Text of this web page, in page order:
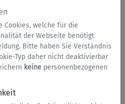
Cookies, welche für die
der Webseite benötigt
Bitte haben Sie Verständnis
Typ daher nicht deaktivierbar
keine personenbezogenen